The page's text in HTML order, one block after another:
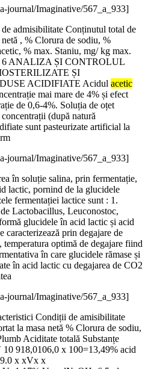
journal/Imaginative/567_a_933]
admisibilitate Conținutul total de
, % Clorura de sodiu, %
% max. Staniu, mg/ kg max.
6 ANALIZA ȘI CONTROLUL
ȘI
ACIDIFIATE Acidul acetic
mai mare de 4% și efect
de 0,6-4%. Soluția de oțet
(după natură
sunt pasteurizate artificial la
journal/Imaginative/567_a_933]
în soluție salina, prin fermentație,
lactic, pornind de la glucidele
fermentației lactice sunt : 1.
Lactobacillus, Leuconostoc,
glucidele în acid lactic și acid
caracterizează prin degajare de
optimă de degajare fiind
în care glucidele rămase și
în acid lactic cu degajarea de CO2
journal/Imaginative/567_a_933]
Condiții de amisibilitate
la masa netă % Clorura de sodiu,
Aciditate totală Substanțe
918,0106,0 x 100=13,49% acid
x xVx x